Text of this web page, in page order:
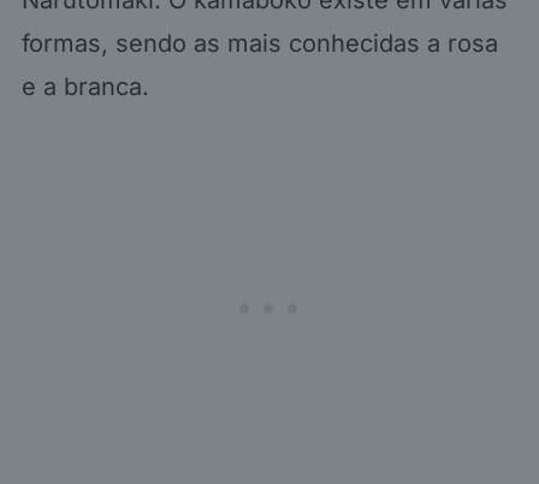
formas, sendo as mais conhecidas a rosa
e a branca.